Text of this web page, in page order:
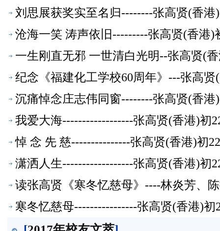
刘思展获奖实至名归--------张高贤(香港
沧海一笑 涛声依旧---------张高贤(香港
一生刚直无邪 一世清白光明--张高贤(
纪念《福建化工学校60周年》---张高
沉痛悼念庄志伟同窗--------张高贤(香港
我爱大海------------------张高贤(香港)初
悼 念 先 慈---------------张高贤(香港)初
潇洒人生------------------张高贤(香港)初
读张高贤《寒冬忆慈母》----林炎芳、
寒冬忆慈母----------------张高贤(香港)初